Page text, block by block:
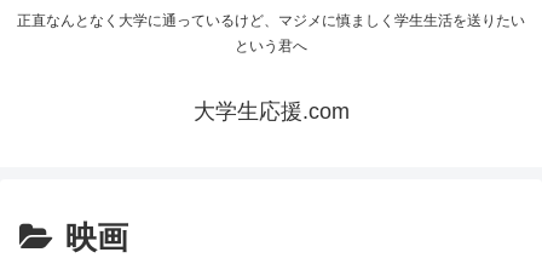
正直なんとなく大学に通っているけど、マジメに慎ましく学生生活を送りたい
という君へ
大学生応援.com
映画